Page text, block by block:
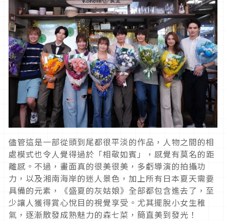
儘管這是一部從頭到尾都很平淡的作品，人物之間的相
處模式也令人覺得過於「相敬如賓」，感覺有莫名的距
離感。不過，畫面真的很美很美，多虧導演的拍攝功
力，以及湘南海岸的迷人景色，加上所有日本夏天需要
具備的元素，《盛夏的灰姑娘》全部都包含進去了，至
少讓人獲得賞心悅目的視覺享受。尤其擺脫小女生稚
氣，逐漸散發成熟魅力的森七菜，簡直美到發光！